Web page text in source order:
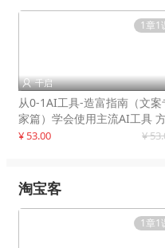
1章1
 千启
从0-1AI工具-造富指南（文案
家篇）学会使用主流AI工具
法和心法的融合
¥ 53.00 ¥
淘宝客
1章1